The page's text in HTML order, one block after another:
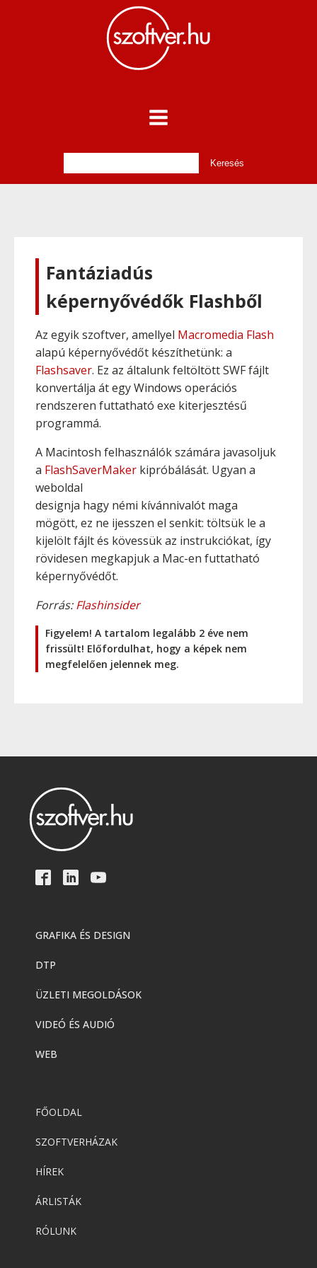
Fantáziadús
képernyővédők Flashből
Az egyik szoftver, amellyel Macromedia Flash
alapú képernyővédőt készíthetünk: a
Flashsaver. Ez az általunk feltöltött SWF fájlt
konvertálja át egy Windows operációs
rendszeren futtatható exe kiterjesztésű
programmá.
A Macintosh felhasználók számára javasoljuk
a FlashSaverMaker kipróbálását. Ugyan a
weboldal
designja hagy némi kívánnivalót maga
mögött, ez ne ijesszen el senkit: töltsük le a
kijelölt fájlt és kövessük az instrukciókat, így
rövidesen megkapjuk a Mac-en futtatható
képernyővédőt.
Forrás:Flashinsider
Figyelem! A tartalom legalább 2 éve nem
frissült! Előfordulhat, hogy a képek nem
megfelelően jelennek meg.
GRAFIKA ÉS DESIGN
DTP
ÜZLETI MEGOLDÁSOK
VIDEÓ ÉS AUDIÓ
WEB
FŐOLDAL
SZOFTVERHÁZAK
HÍREK
ÁRLISTÁK
RÓLUNK